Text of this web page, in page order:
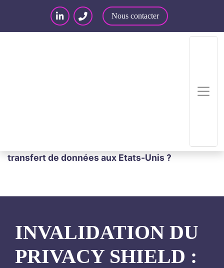
Nous contacter
transfert de données aux Etats-Unis ?
INVALIDATION DU
PRIVACY SHIELD :